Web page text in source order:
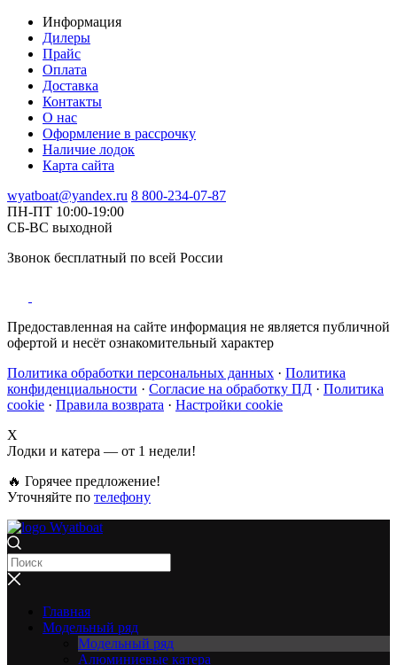
Информация
Дилеры
Прайс
Оплата
Доставка
Контакты
О нас
Оформление в рассрочку
Наличие лодок
Карта сайта
wyatboat@yandex.ru 8 800-234-07-87
ПН-ПТ 10:00-19:00
СБ-ВС выходной
Звонок бесплатный по всей России
Предоставленная на сайте информация не является публичной
офертой и несёт ознакомительный характер
Политика обработки персональных данных · Политика
конфиденциальности · Согласие на обработку ПД · Политика
cookie · Правила возврата · Настройки cookie
X
Лодки и катера — от 1 недели!
🔥 Горячее предложение!
Уточняйте по телефону
Главная
Модельный ряд
Модельный ряд
Алюминиевые катера